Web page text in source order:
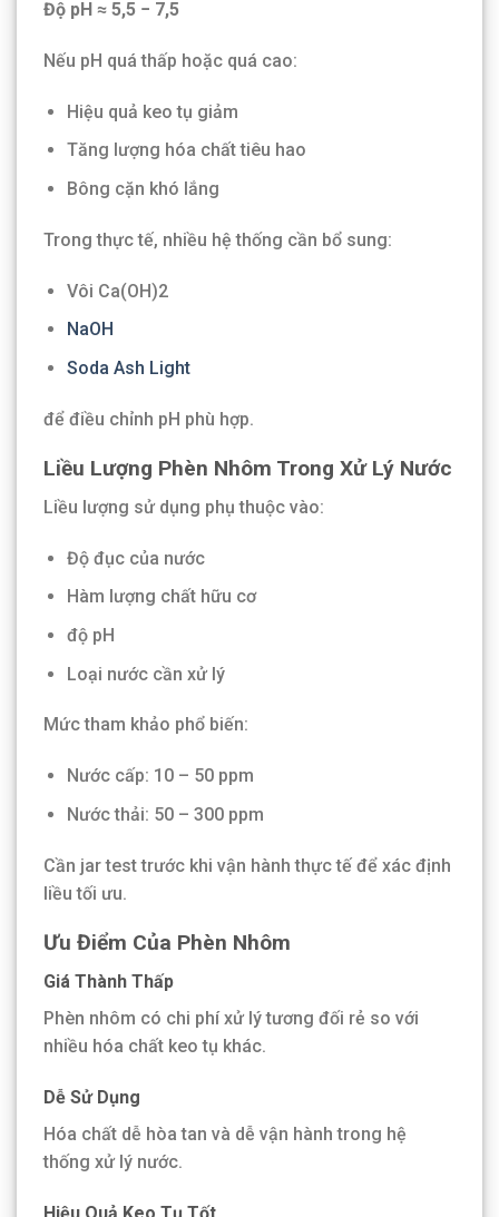
Độ pH ≈ 5,5 − 7,5
Nếu pH quá thấp hoặc quá cao:
Hiệu quả keo tụ giảm
Tăng lượng hóa chất tiêu hao
Bông cặn khó lắng
Trong thực tế, nhiều hệ thống cần bổ sung:
Vôi Ca(OH)2
NaOH
Soda Ash Light
để điều chỉnh pH phù hợp.
Liều Lượng Phèn Nhôm Trong Xử Lý Nước
Liều lượng sử dụng phụ thuộc vào:
Độ đục của nước
Hàm lượng chất hữu cơ
độ pH
Loại nước cần xử lý
Mức tham khảo phổ biến:
Nước cấp: 10 – 50 ppm
Nước thải: 50 – 300 ppm
Cần jar test trước khi vận hành thực tế để xác định
liều tối ưu.
Ưu Điểm Của Phèn Nhôm
Giá Thành Thấp
Phèn nhôm có chi phí xử lý tương đối rẻ so với
nhiều hóa chất keo tụ khác.
Dễ Sử Dụng
Hóa chất dễ hòa tan và dễ vận hành trong hệ
thống xử lý nước.
Hiệu Quả Keo Tụ Tốt